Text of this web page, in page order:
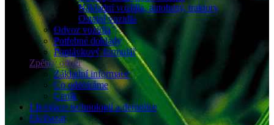
Nákladní vozidla, autobusy, traktory
Ostatní vozidla
Odvoz vozidla
Potřebné doklady
Poptávkový formulář
Zpětný odběr
Základní informace
Co odebíráme
Ceník
Likvidace technologií a demolice
Ekobazar